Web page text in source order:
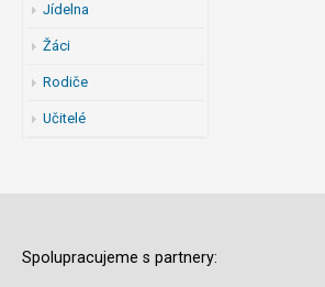
Jídelna
Žáci
Rodiče
Učitelé
Spolupracujeme s partnery: